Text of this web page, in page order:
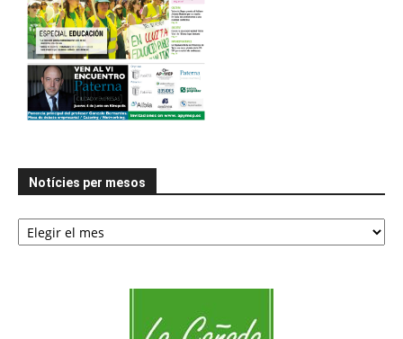
Notícies per mesos
Notícies
per